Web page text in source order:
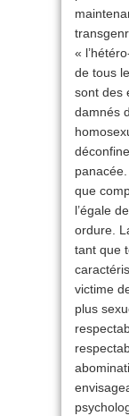
«
de tous
sont des
damnés
que
l’égale
ordure.
tant que
victime
plus